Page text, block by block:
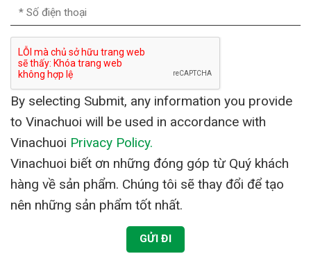
By selecting Submit, any information you provide
to Vinachuoi will be used in accordance with
Vinachuoi Privacy Policy.
Vinachuoi biết ơn những đóng góp từ Quý khách
hàng về sản phẩm. Chúng tôi sẽ thay đổi để tạo
nên những sản phẩm tốt nhất.